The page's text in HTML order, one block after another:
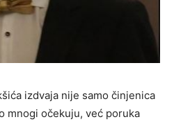
izdvaja nije samo činjenica
mnogi očekuju, već poruka